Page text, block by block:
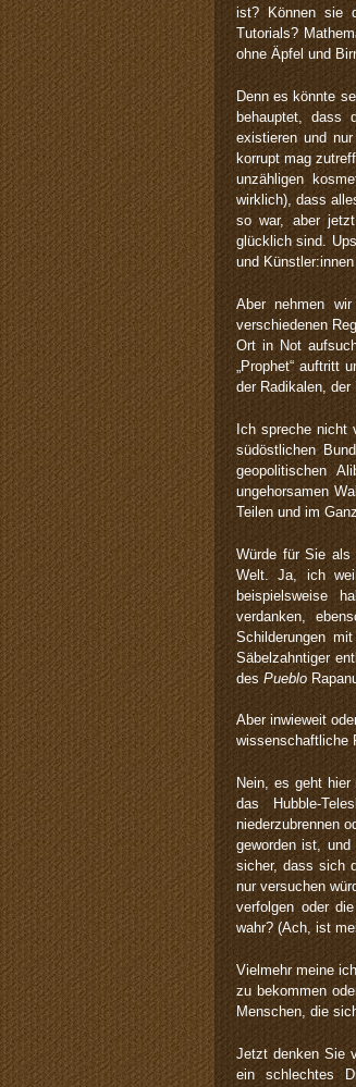
ist? Können sie
Tutorials?
ohne Äpfel und
Denn es könnte
behauptet, dass
existieren und
korrupt mag
unzähligen
wirklich), dass
so war, aber
glücklich sind.
und
Aber nehmen
verschiedenen
Ort in Not
„Prophet“ auftritt
der Radikalen,
Ich spreche nicht
südöstlichen
geopolitischen
ungehorsamen
Teilen und im
Würde für Sie als
Welt. Ja, ich
beispielsweise
verdanken,
Schilderungen
Säbelzahntiger
des Pueblo
Aber inwieweit
wissenschaftliche
Nein, es geht
das Hubble-
niederzubrennen
geworden ist,
sicher, dass sich
nur versuchen
verfolgen oder
wahr? (Ach, ist
Vielmehr meine
zu bekommen
Menschen, die
Jetzt denken Sie
ein schlechtes